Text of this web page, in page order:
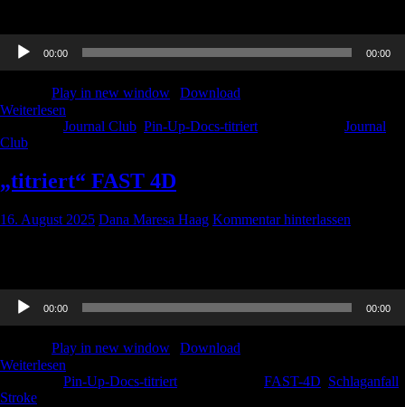
Audio-
Player
00:00 00:00
Play in new window
Download
Weiterlesen
Journal Club Pin-Up-Docs-titriert
Journal
Club
„titriert“ FAST 4D
16. August 2025 Dana Maresa Haag Kommentar hinterlassen
Audio-
Player
00:00 00:00
Play in new window
Download
Weiterlesen
Pin-Up-Docs-titriert FAST-4D Schlaganfall
Stroke